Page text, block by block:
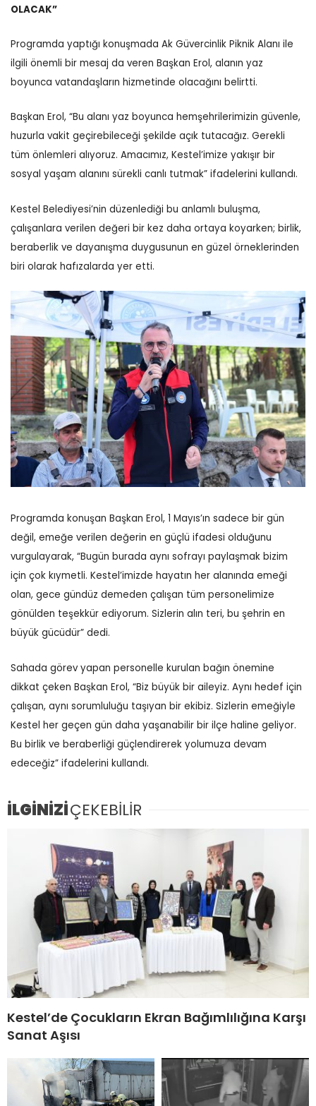
OLACAK”
Programda yaptığı konuşmada Ak Güvercinlik Piknik Alanı ile
ilgili önemli bir mesaj da veren Başkan Erol, alanın yaz
boyunca vatandaşların hizmetinde olacağını belirtti.
Başkan Erol, “Bu alanı yaz boyunca hemşehrilerimizin güvenle,
huzurla vakit geçirebileceği şekilde açık tutacağız. Gerekli
tüm önlemleri alıyoruz. Amacımız, Kestel’imize yakışır bir
sosyal yaşam alanını sürekli canlı tutmak” ifadelerini kullandı.
Kestel Belediyesi’nin düzenlediği bu anlamlı buluşma,
çalışanlara verilen değeri bir kez daha ortaya koyarken; birlik,
beraberlik ve dayanışma duygusunun en güzel örneklerinden
biri olarak hafızalarda yer etti.
Programda konuşan Başkan Erol, 1 Mayıs’ın sadece bir gün
değil, emeğe verilen değerin en güçlü ifadesi olduğunu
vurgulayarak, “Bugün burada aynı sofrayı paylaşmak bizim
için çok kıymetli. Kestel’imizde hayatın her alanında emeği
olan, gece gündüz demeden çalışan tüm personelimize
gönülden teşekkür ediyorum. Sizlerin alın teri, bu şehrin en
büyük gücüdür” dedi.
Sahada görev yapan personelle kurulan bağın önemine
dikkat çeken Başkan Erol, “Biz büyük bir aileyiz. Aynı hedef için
çalışan, aynı sorumluluğu taşıyan bir ekibiz. Sizlerin emeğiyle
Kestel her geçen gün daha yaşanabilir bir ilçe haline geliyor.
Bu birlik ve beraberliği güçlendirerek yolumuza devam
edeceğiz” ifadelerini kullandı.
İLGİNİZİÇEKEBİLİR
Kestel’de Çocukların Ekran Bağımlılığına Karşı
Sanat Aşısı